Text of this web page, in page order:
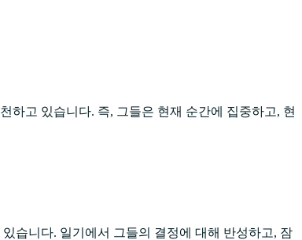
하고 있습니다. 즉, 그들은 현재 순간에 집중하고, 현
습니다. 일기에서 그들의 결정에 대해 반성하고, 잠